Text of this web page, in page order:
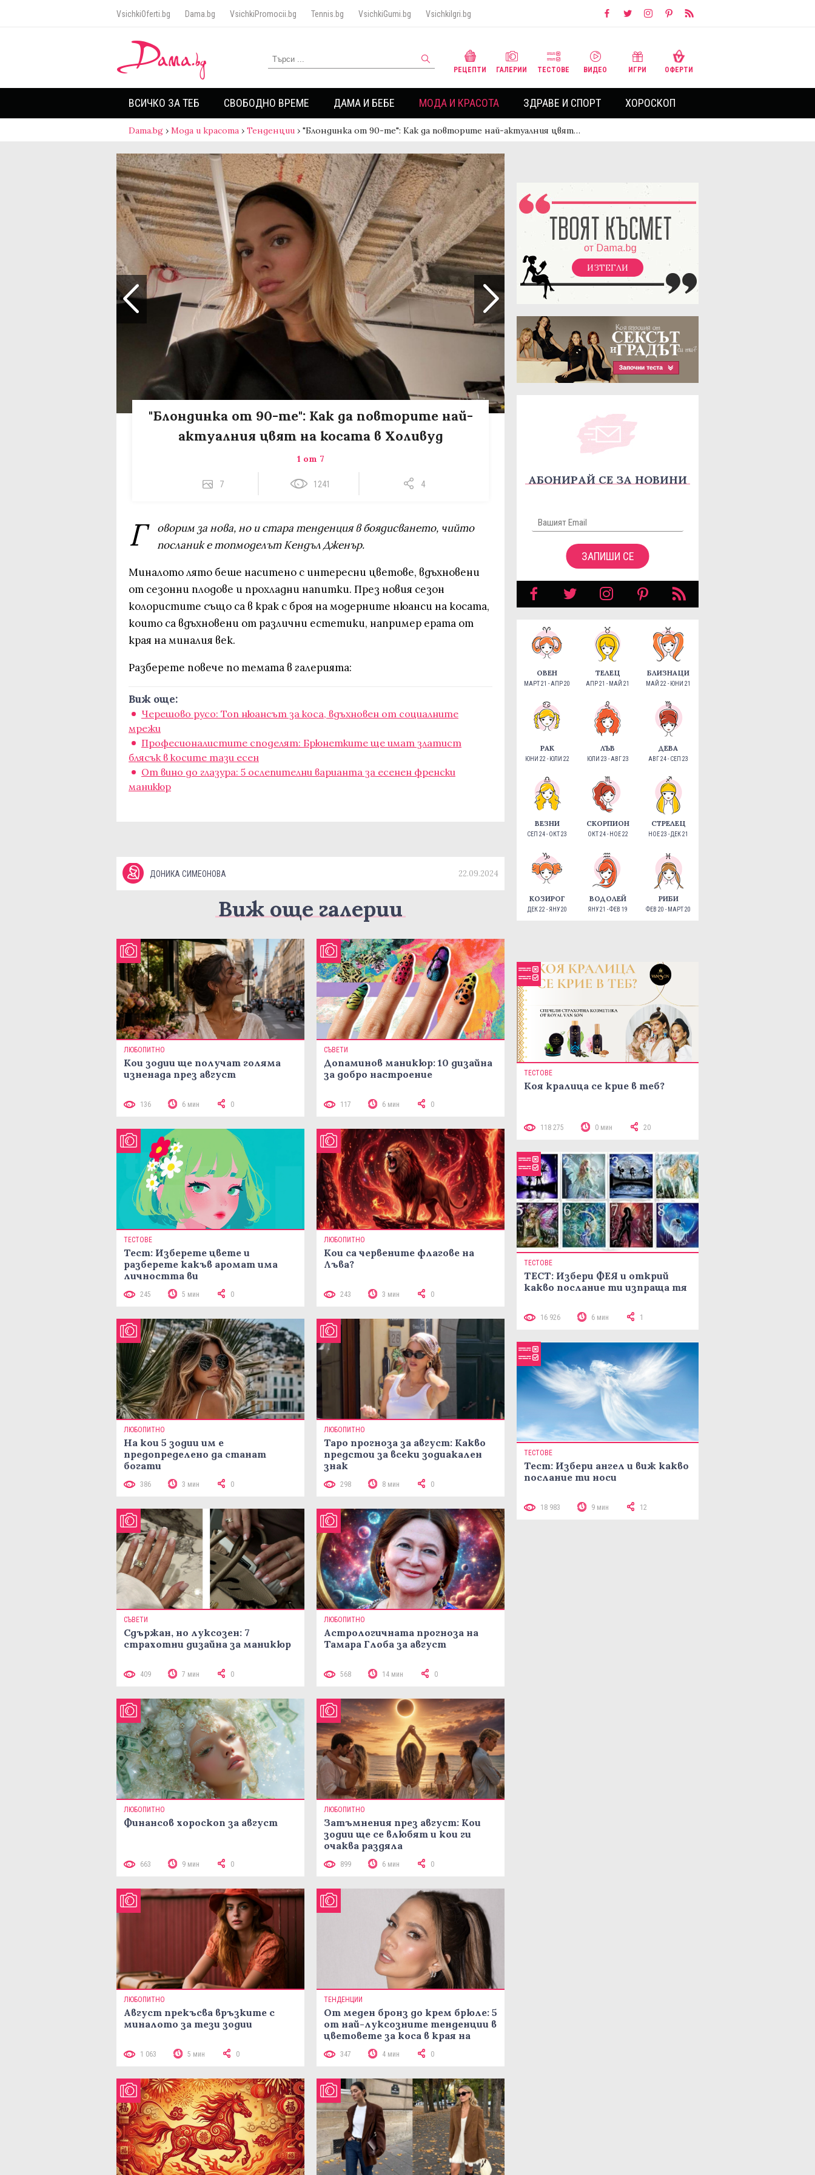
VsichkiOferti.bg Dama.bg VsichkiPromocii.bg Tennis.bg VsichkiGumi.bg VsichkiIgri.bg
РЕЦЕПТИ ГАЛЕРИИ ТЕСТОВЕ ВИДЕО ИГРИ ОФЕРТИ
ВСИЧКО ЗА ТЕБ СВОБОДНО ВРЕМЕ ДАМА И БЕБЕ МОДА И КРАСОТА ЗДРАВЕ И СПОРТ ХОРОСКОП
Dama.bg › Мода и красота › Тенденции › "Блондинка от 90-те": Как да повторите най-актуалния цвят…
"Блондинка от 90-те": Как да повторите най-
актуалния цвят на косата в Холивуд
1 от 7
7 1241 4
Г
оворим за нова, но и стара тенденция в боядисването, чийто
посланик е топмоделът Кендъл Дженър.
Миналото лято беше наситено с интересни цветове, вдъхновени
от сезонни плодове и прохладни напитки. През новия сезон
колористите също са в крак с броя на модерните нюанси на косата,
които са вдъхновени от различни естетики, например ерата от
края на миналия век.
Разберете повече по темата в галерията:
Виж още:
Черешово русо: Топ нюансът за коса, вдъхновен от социалните
мрежи
Професионалистите споделят: Брюнетките ще имат златист
блясък в косите тази есен
От вино до глазура: 5 ослепителни варианта за есенен френски
маникюр
ДОНИКА СИМЕОНОВА 22.09.2024
Виж още галерии
ЛЮБОПИТНО
Кои зодии ще получат голяма
изненада през август
136 6 мин 0
СЪВЕТИ
Допаминов маникюр: 10 дизайна
за добро настроение
117 6 мин 0
ТЕСТОВЕ
Тест: Изберете цвете и
разберете какъв аромат има
личността ви
245 5 мин 0
ЛЮБОПИТНО
Кои са червените флагове на
Лъва?
243 3 мин 0
ЛЮБОПИТНО
На кои 5 зодии им е
предопределено да станат
богати
386 3 мин 0
ЛЮБОПИТНО
Таро прогноза за август: Какво
предстои за всеки зодиакален
знак
298 8 мин 0
СЪВЕТИ
Сдържан, но луксозен: 7
страхотни дизайна за маникюр
409 7 мин 0
ЛЮБОПИТНО
Астрологичната прогноза на
Тамара Глоба за август
568 14 мин 0
ЛЮБОПИТНО
Финансов хороскоп за август
663 9 мин 0
ЛЮБОПИТНО
Затъмнения през август: Кои
зодии ще се влюбят и кои ги
очаква раздяла
899 6 мин 0
ЛЮБОПИТНО
Август прекъсва връзките с
миналото за тези зодии
1 063 5 мин 0
ТЕНДЕНЦИИ
От меден бронз до крем брюле: 5
от най-луксозните тенденции в
цветовете за коса в края на
347 4 мин 0
ИЗТЕГЛИ
АБОНИРАЙ СЕ ЗА НОВИНИ
ЗАПИШИ СЕ
ОВЕН
МАРТ 21 - АПР 20
ТЕЛЕЦ
АПР 21 - МАЙ 21
БЛИЗНАЦИ
МАЙ 22 - ЮНИ 21
РАК
ЮНИ 22 - ЮЛИ 22
ЛЪВ
ЮЛИ 23 - АВГ 23
ДЕВА
АВГ 24 - СЕП 23
ВЕЗНИ
СЕП 24 - ОКТ 23
СКОРПИОН
ОКТ 24 - НОЕ 22
СТРЕЛЕЦ
НОЕ 23 - ДЕК 21
КОЗИРОГ
ДЕК 22 - ЯНУ 20
ВОДОЛЕЙ
ЯНУ 21 - ФЕВ 19
РИБИ
ФЕВ 20 - МАРТ 20
ТЕСТОВЕ
Коя кралица се крие в теб?
118 275 0 мин 20
ТЕСТОВЕ
ТЕСТ: Избери ФЕЯ и открий
какво послание ти изпраща тя
16 926 6 мин 1
ТЕСТОВЕ
Тест: Избери ангел и виж какво
послание ти носи
18 983 9 мин 12